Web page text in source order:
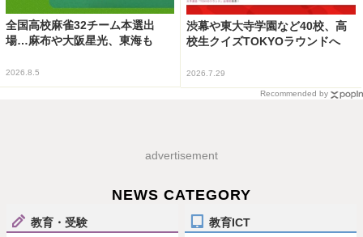
全国高校麻雀32チーム本選出
場…麻布や大阪星光、東海も
2026.8.5
渋幕や東大寺学園など40校、高
校生クイズTOKYOラウンドへ
2026.7.29
Recommended by
advertisement
NEWS CATEGORY
教育・受験 教育ICT